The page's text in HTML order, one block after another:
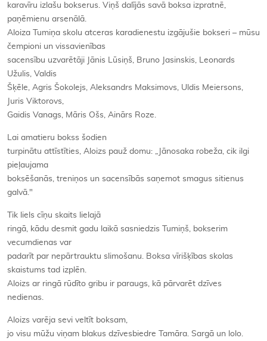
karavīru izlašu bokserus. Viņš dalījās savā boksa izpratnē,
paņēmienu arsenālā.
Aloiza Tumiņa skolu atceras karadienestu izgājušie bokseri – mūsu
čempioni un vissavienības
sacensību uzvarētāji Jānis Lūsiņš, Bruno Jasinskis, Leonards
Užulis, Valdis
Šķēle, Agris Šokolejs, Aleksandrs Maksimovs, Uldis Meiersons,
Juris Viktorovs,
Gaidis Vanags, Māris Ošs, Ainārs Roze.
Lai amatieru bokss šodien
turpinātu attīstīties, Aloizs pauž domu: „Jānosaka robeža, cik ilgi
pieļaujama
boksēšanās, treniņos un sacensībās saņemot smagus sitienus
galvā."
Tik liels cīņu skaits lielajā
ringā, kādu desmit gadu laikā sasniedzis Tumiņš, bokserim
vecumdienas var
padarīt par nepārtrauktu slimošanu. Boksa vīrišķības skolas
skaistums tad izplēn.
Aloizs ar ringā rūdīto gribu ir paraugs, kā pārvarēt dzīves
nedienas.
Aloizs varēja sevi veltīt boksam,
jo visu mūžu viņam blakus dzīvesbiedre Tamāra. Sargā un lolo.